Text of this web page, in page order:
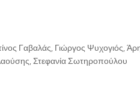
Γαβαλάς, Γιώργος Ψυχογιός,
Στεφανία Σωτηροπούλου